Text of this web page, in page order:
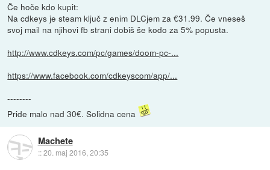
Če hoče kdo kupit:
Na cdkeys je steam ključ z enim DLCjem za €31.99. Če vneseš
svoj mail na njihovi fb strani dobiš še kodo za 5% popusta.
http://www.cdkeys.com/pc/games/doom-pc-...
https://www.facebook.com/cdkeyscom/app/...
--------
Pride malo nad 30€. Solidna cena
Machete
::20. maj 2016, 20:35